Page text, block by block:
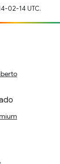
02-14 UTC.